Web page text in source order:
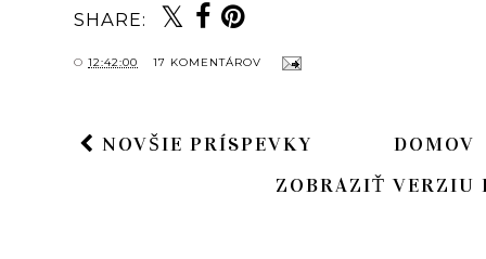
SHARE:
O 12:42:00 17 KOMENTÁROV
NOVŠIE PRÍSPEVKY
DOMOV
ZOBRAZIŤ VERZIU